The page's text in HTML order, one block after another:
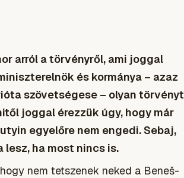
arról a törvényről, ami joggal
és kormánya – azaz
szövetségese – olyan törvényt
joggal érezzük úgy, hogy már
egyelőre nem engedi. Sebaj,
lesz, ha most nincs is.
nem tetszenek neked a Beneš-